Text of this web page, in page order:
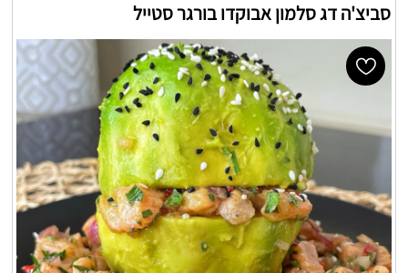
סביצ'ה דג סלמון אבוקדו בורגר סטייל